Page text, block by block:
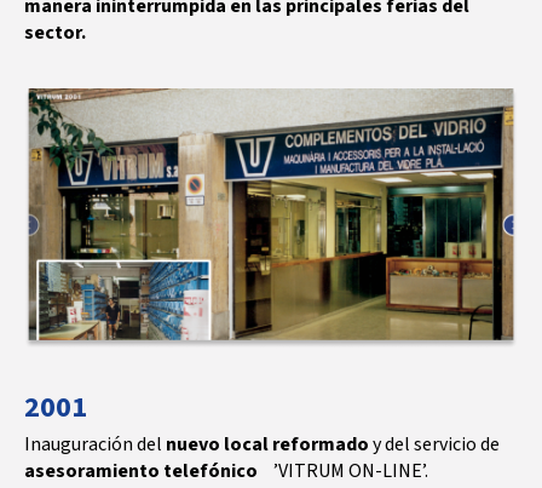
manera ininterrumpida en las principales ferias del
sector.
2001
Inauguración del nuevo local reformadoy del servicio de
asesoramiento telefónico ’VITRUM ON-LINE’.